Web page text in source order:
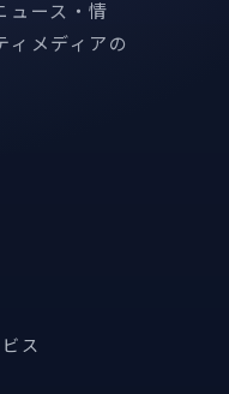
ュース・情
ィメディアの
ス